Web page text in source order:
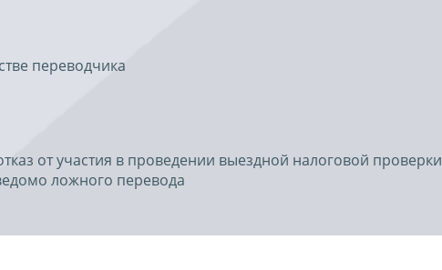
переводчика
от участия в проведении выездной налоговой
ложного перевода